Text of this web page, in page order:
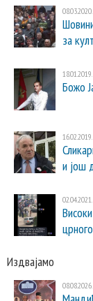
08.03.2020.
за
18.01.2019.
Божо
16.02.2019.
и још
02.04.2021.
Издвајамо
08.08.2026.